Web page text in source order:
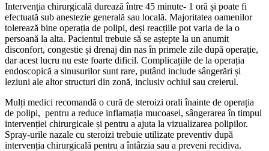
Intervenția chirurgicală durează între 45 minute- 1 oră și poate fi
efectuată sub anestezie generală sau locală. Majoritatea oamenilor
tolerează bine operația de polipi, deși reacțiile pot varia de la o
persoană la alta. Pacientul trebuie să se aștepte la un anumit
disconfort, congestie și drenaj din nas în primele zile după operație,
dar acest lucru nu este foarte dificil. Complicațiile de la operația
endoscopică a sinusurilor sunt rare, putând include sângerări și
leziuni ale altor structuri din zonă, inclusiv ochiul sau creierul.
Mulți medici recomandă o cură de steroizi orali înainte de operația
de polipi, pentru a reduce inflamația mucoasei, sângerarea în timpul
intervenției chirurgicale și pentru a ajuta la vizualizarea polipilor.
Spray-urile nazale cu steroizi trebuie utilizate preventiv după
intervenția chirurgicală pentru a întârzia sau a preveni recidiva.